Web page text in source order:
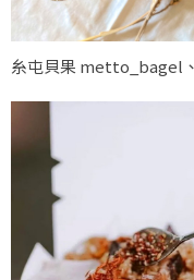
糸屯貝果 metto_bagel